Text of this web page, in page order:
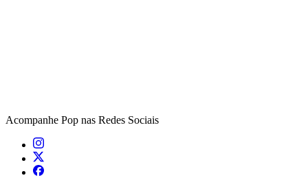
Acompanhe Pop nas Redes Sociais